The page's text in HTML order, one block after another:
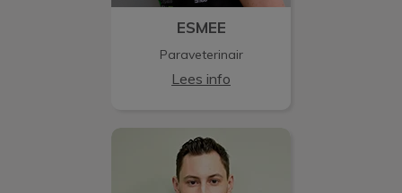
ESMEE
Paraveterinair
Lees info
ROBIN